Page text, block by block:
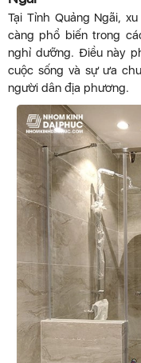
Tại Tỉnh Quảng Ngãi,
càng phổ biến trong
nghỉ dưỡng. Điều này
cuộc sống và sự ưa
người dân địa phương.